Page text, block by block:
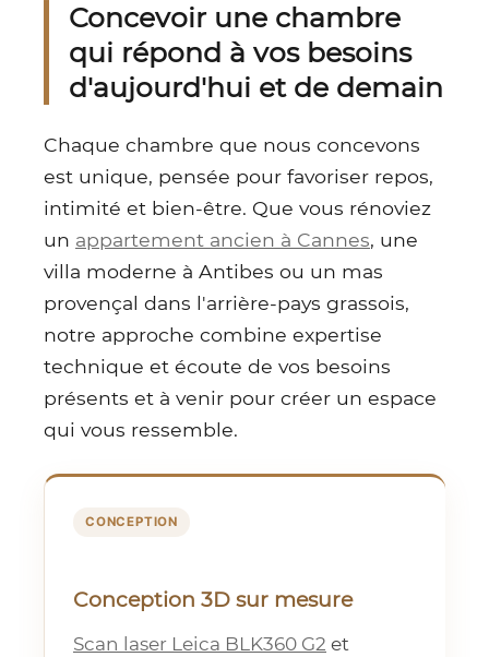
Concevoir une chambre
qui répond à vos besoins
d'aujourd'hui et de demain
Chaque chambre que nous concevons
est unique, pensée pour favoriser repos,
intimité et bien-être. Que vous rénoviez
un appartement ancien à Cannes, une
villa moderne à Antibes ou un mas
provençal dans l'arrière-pays grassois,
notre approche combine expertise
technique et écoute de vos besoins
présents et à venir pour créer un espace
qui vous ressemble.
CONCEPTION
Conception 3D sur mesure
Scan laser Leica BLK360 G2 et